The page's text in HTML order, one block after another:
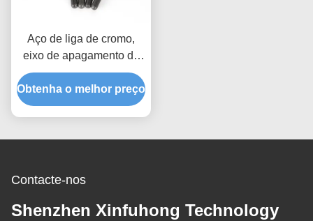
Aço de liga de cromo,
eixo de apagamento do
eixo 45#
Obtenha o melhor preço
Contacte-nos
Shenzhen Xinfuhong Technology